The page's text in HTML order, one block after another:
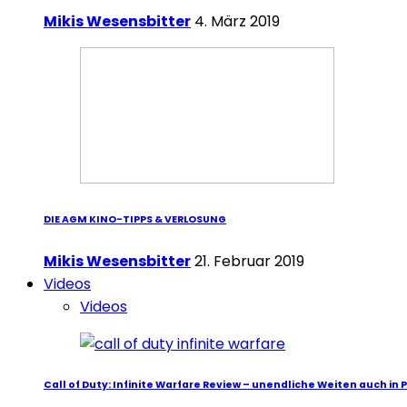
Mikis Wesensbitter 4. März 2019
DIE AGM KINO-TIPPS & VERLOSUNG
Mikis Wesensbitter21. Februar 2019
Videos
Videos
Call of Duty: Infinite Warfare Review – unendliche Weiten auch in